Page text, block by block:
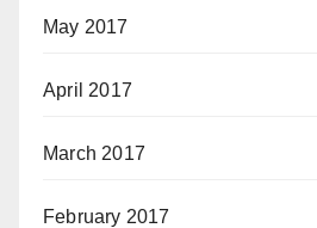
May 2017
April 2017
March 2017
February 2017